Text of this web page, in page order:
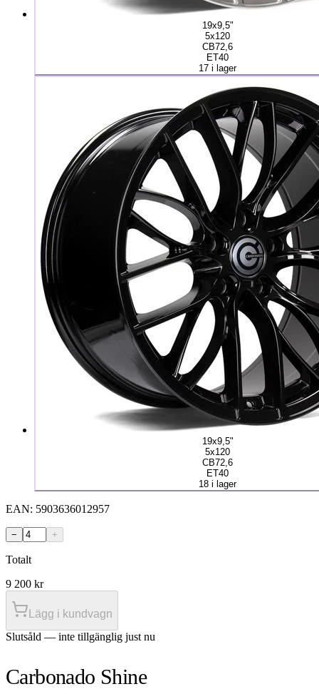
19x9,5"
5x120
CB72,6
ET40
17 i lager
19x9,5"
5x120
CB72,6
ET40
18 i lager
EAN: 5903636012957
− +
Totalt
9 200 kr
Lägg i kundvagn
Slutsåld — inte tillgänglig just nu
Carbonado Shine